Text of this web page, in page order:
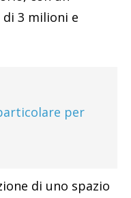
3 milioni e
per
di uno spazio